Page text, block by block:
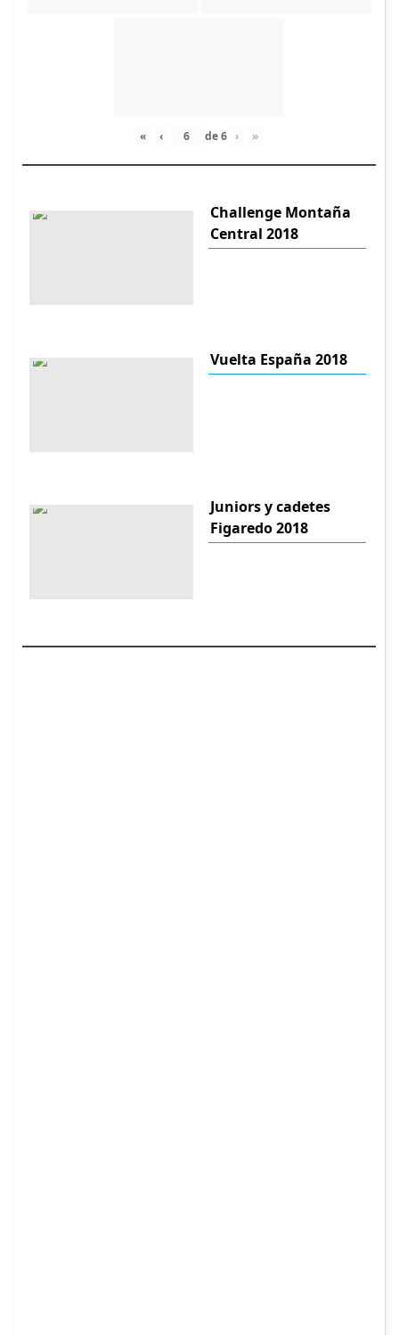
« ‹ de6 › »
Challenge Montaña
Central 2018
Vuelta España 2018
Juniors y cadetes
Figaredo 2018